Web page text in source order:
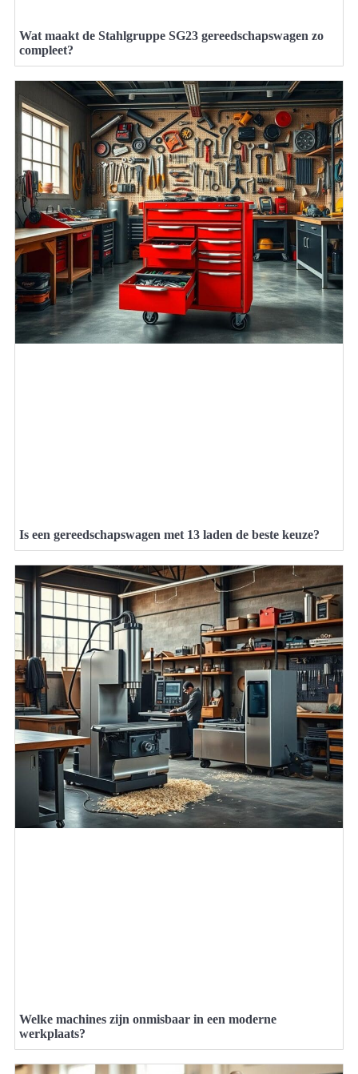
Wat maakt de Stahlgruppe SG23 gereedschapswagen zo
compleet?
Is een gereedschapswagen met 13 laden de beste keuze?
Welke machines zijn onmisbaar in een moderne
werkplaats?